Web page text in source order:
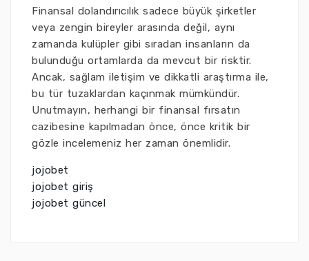
Finansal dolandırıcılık sadece büyük şirketler
veya zengin bireyler arasında değil, aynı
zamanda kulüpler gibi sıradan insanların da
bulunduğu ortamlarda da mevcut bir risktir.
Ancak, sağlam iletişim ve dikkatli araştırma ile,
bu tür tuzaklardan kaçınmak mümkündür.
Unutmayın, herhangi bir finansal fırsatın
cazibesine kapılmadan önce, önce kritik bir
gözle incelemeniz her zaman önemlidir.
jojobet
jojobet giriş
jojobet güncel